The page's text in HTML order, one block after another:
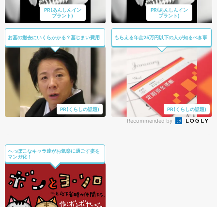
PR(あんしんイン
プラント)
PR(あんしんイン
プラント)
お墓の撤去にいくらかかる？墓じまい費用
PR(くらしの話題)
もらえる年金25万円以下の人が知るべき事
PR(くらしの話題)
Recommended by
へっぽこなキャラ達がお気楽に過ごす姿を
マンガ化！